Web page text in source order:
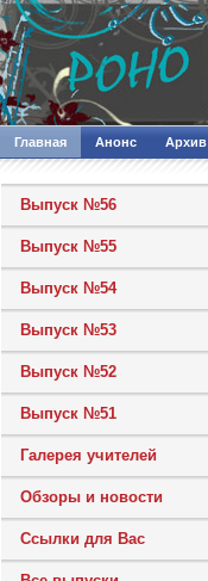
Главная Анонс Архив
Выпуск №56
Выпуск №55
Выпуск №54
Выпуск №53
Выпуск №52
Выпуск №51
Галерея учителей
Обзоры и новости
Ссылки для Вас